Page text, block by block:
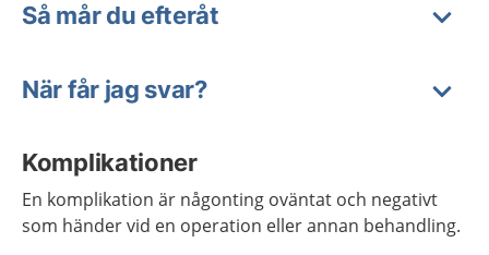
Så mår du efteråt
När får jag svar?
Komplikationer
En komplikation är någonting oväntat och negativt
som händer vid en operation eller annan behandling.